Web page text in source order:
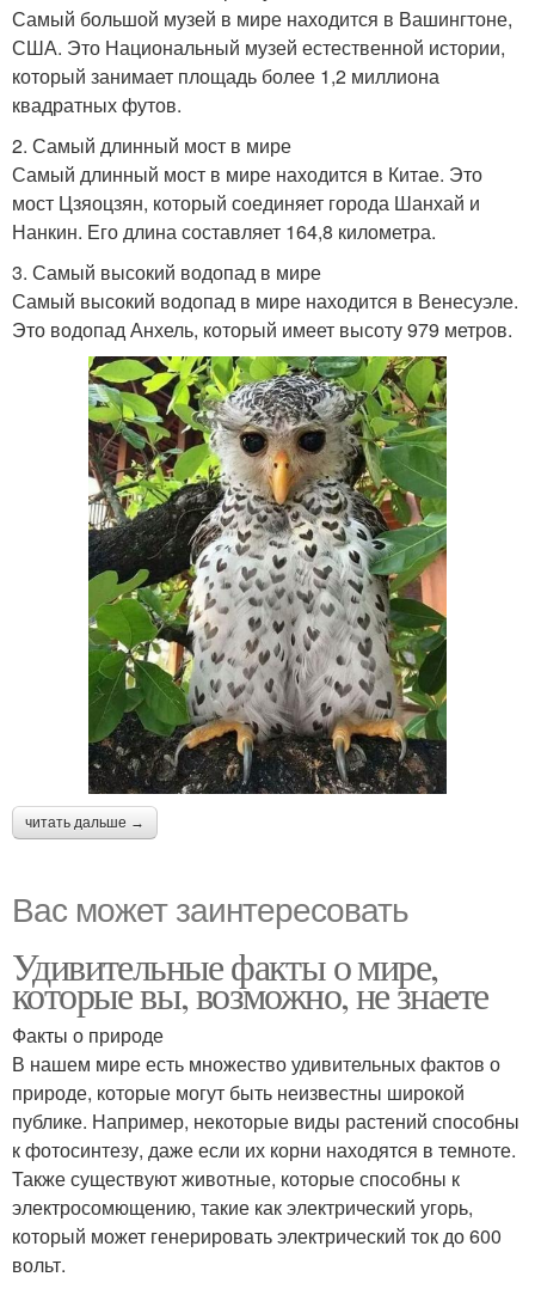
Самый большой музей в мире находится в Вашингтоне,
США. Это Национальный музей естественной истории,
который занимает площадь более 1,2 миллиона
квадратных футов.
2. Самый длинный мост в мире
Самый длинный мост в мире находится в Китае. Это
мост Цзяоцзян, который соединяет города Шанхай и
Нанкин. Его длина составляет 164,8 километра.
3. Самый высокий водопад в мире
Самый высокий водопад в мире находится в Венесуэле.
Это водопад Анхель, который имеет высоту 979 метров.
читать дальше →
Вас может заинтересовать
Удивительные факты о мире,
которые вы, возможно, не знаете
Факты о природе
В нашем мире есть множество удивительных фактов о
природе, которые могут быть неизвестны широкой
публике. Например, некоторые виды растений способны
к фотосинтезу, даже если их корни находятся в темноте.
Также существуют животные, которые способны к
электросомющению, такие как электрический угорь,
который может генерировать электрический ток до 600
вольт.